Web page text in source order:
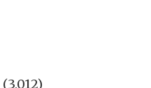
(3,012)